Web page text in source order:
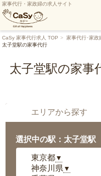
家事代行・家政婦の求人サイト
CaSy 家事代行求人 TOP 家事代行･家政
太子堂駅の家事代行
太子堂駅の家事
エリアから探す
選択中の駅：太子堂駅
東京都▼
神奈川県 ▼